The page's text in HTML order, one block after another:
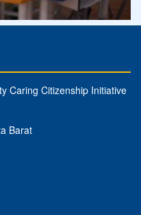
Caring Citizenship Initiative
Barat